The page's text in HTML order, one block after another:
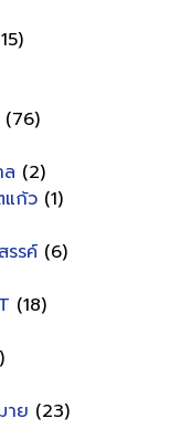
(76)
(2)
แก้ว (1)
รรค์ (6)
(18)
าย (23)